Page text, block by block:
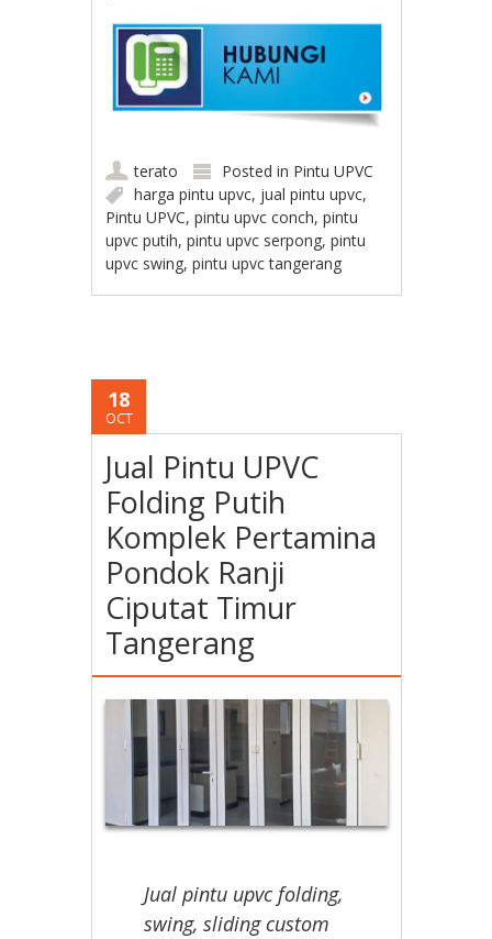
terato Posted in Pintu UPVC
harga pintu upvc, jual pintu upvc,
Pintu UPVC,pintu upvc conch,pintu
upvc putih,pintu upvc serpong,pintu
upvc swing,pintu upvc tangerang
18
OCT
Jual Pintu UPVC
Folding Putih
Komplek Pertamina
Pondok Ranji
Ciputat Timur
Tangerang
Jual pintu upvc folding,
swing, sliding custom